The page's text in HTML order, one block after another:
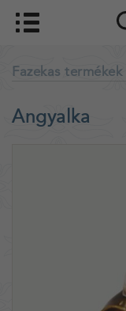
Fazekas termékek
Angyalka